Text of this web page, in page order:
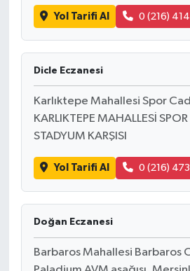
Yol Tarifi Al 0 (216)
Dicle Eczanesi
Karlıktepe Mahallesi Spor
KARLIKTEPE MAHALLESİ
STADYUM KARŞISI
Yol Tarifi Al 0 (216)
Doğan Eczanesi
Barbaros Mahallesi Barbaros
Genel
Hisarcık
İlçeler
Köşe Yazıları
Kültür Sanat
Kütahya